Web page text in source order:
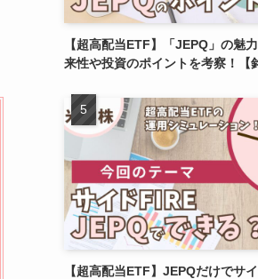
【超高配当ETF】「JEPQ」の魅
来性や投資のポイントを考察！【
【超高配当ETF】JEPQだけでサ